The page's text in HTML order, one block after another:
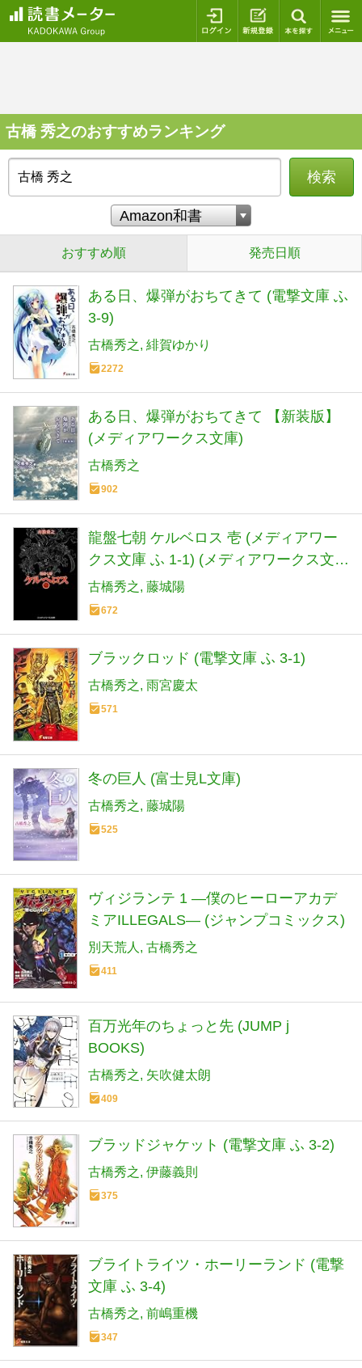
ログイン 新規登録
古橋 秀之のおすすめランキング
検索
おすすめ順 発売日順
ある日、爆弾がおちてきて (電撃文庫 ふ
3-9)
古橋秀之 緋賀ゆかり
2272
ある日、爆弾がおちてきて 【新装版】
(メディアワークス文庫)
古橋秀之
902
龍盤七朝 ケルベロス 壱 (メディアワー
クス文庫 ふ 1-1) (メディアワークス文庫
ふ 1-1 龍盤七朝)
古橋秀之 藤城陽
672
ブラックロッド (電撃文庫 ふ 3-1)
古橋秀之 雨宮慶太
571
冬の巨人 (富士見L文庫)
古橋秀之 藤城陽
525
ヴィジランテ 1 ―僕のヒーローアカデ
ミアILLEGALS― (ジャンプコミックス)
別天荒人 古橋秀之
411
百万光年のちょっと先 (JUMP j
BOOKS)
古橋秀之 矢吹健太朗
409
ブラッドジャケット (電撃文庫 ふ 3-2)
古橋秀之 伊藤義則
375
ブライトライツ・ホーリーランド (電撃
文庫 ふ 3-4)
古橋秀之 前嶋重機
347